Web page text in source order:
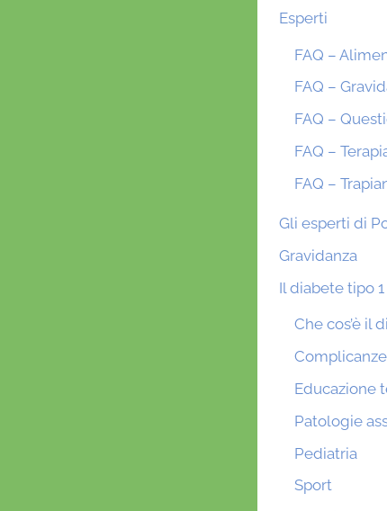
Esperti
FAQ –
FAQ –
FAQ –
FAQ –
FAQ –
Gli esperti di
Gravidanza
Il diabete tipo 1
Che cos’è il
Complicanze
Educazione
Patologie
Pediatria
Sport